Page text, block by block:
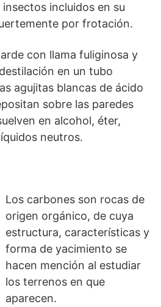
incluidos en su
por frotación.
con llama fuliginosa y
en un tubo
agujitas blancas de ácido
sobre las paredes
en alcohol, éter,
neutros.
Los carbones son rocas de
origen orgánico, de cuya
estructura, características y
forma de yacimiento se
hacen mención al estudiar
los terrenos en que
aparecen.